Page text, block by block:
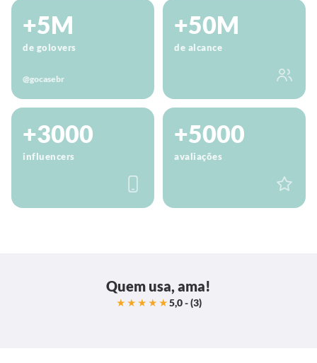
+5M
de golovers
@gocasebr
+50M
de alcance
+3000
influencers
+5000
avaliações
Quem usa, ama!
★★★★★5,0 - (3)